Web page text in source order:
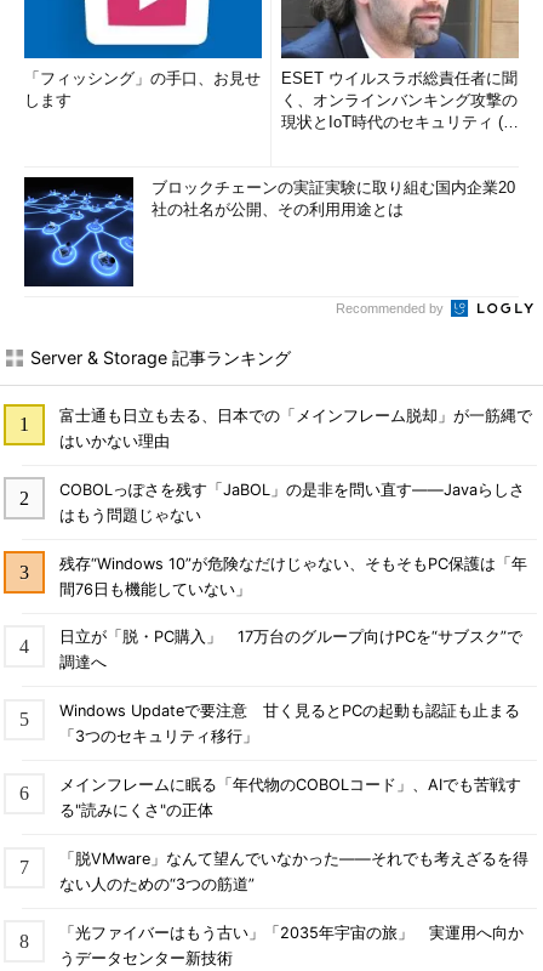
「フィッシング」の手口、お見せ
します
ESET ウイルスラボ総責任者に聞
く、オンラインバンキング攻撃の
現状とIoT時代のセキュリティ (1/
ブロックチェーンの実証実験に取り組む国内企業20
社の社名が公開、その利用用途とは
Recommended by
Server & Storage 記事ランキング
富士通も日立も去る、日本での「メインフレーム脱却」が一筋縄で
はいかない理由
COBOLっぽさを残す「JaBOL」の是非を問い直す――Javaらしさ
はもう問題じゃない
残存“Windows 10”が危険なだけじゃない、そもそもPC保護は「年
間76日も機能していない」
日立が「脱・PC購入」 17万台のグループ向けPCを“サブスク”で
調達へ
Windows Updateで要注意 甘く見るとPCの起動も認証も止まる
「3つのセキュリティ移行」
メインフレームに眠る「年代物のCOBOLコード」、AIでも苦戦す
る"読みにくさ"の正体
「脱VMware」なんて望んでいなかった――それでも考えざるを得
ない人のための“3つの筋道”
「光ファイバーはもう古い」「2035年宇宙の旅」 実運用へ向か
うデータセンター新技術